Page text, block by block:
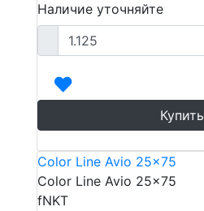
Наличие уточняйте
Купить
Color Line Avio 25x75
Color Line Avio 25x75
fNKT